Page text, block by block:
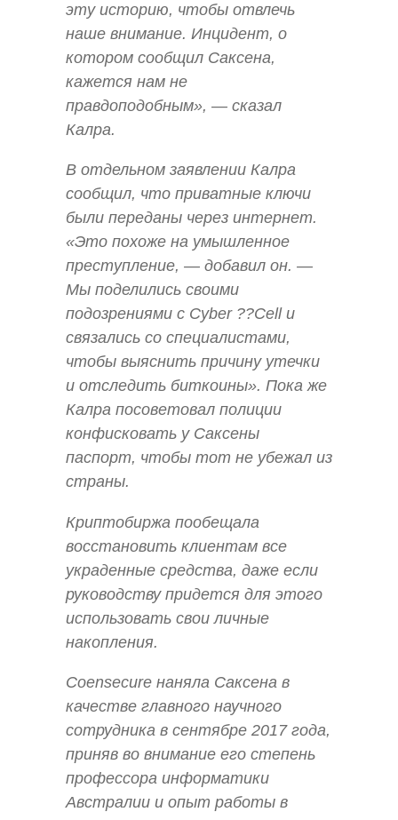
эту историю, чтобы отвлечь
наше внимание. Инцидент, о
котором сообщил Саксена,
кажется нам не
правдоподобным», — сказал
Калра.
В отдельном заявлении Калра
сообщил, что приватные ключи
были переданы через интернет.
«Это похоже на умышленное
преступление, — добавил он. —
Мы поделились своими
подозрениями с Cyber ??Cell и
связались со специалистами,
чтобы выяснить причину утечки
и отследить биткоины». Пока же
Калра посоветовал полиции
конфисковать у Саксены
паспорт, чтобы тот не убежал из
страны.
Криптобиржа пообещала
восстановить клиентам все
украденные средства, даже если
руководству придется для этого
использовать свои личные
накопления.
Coensecure наняла Саксена в
качестве главного научного
сотрудника в сентябре 2017 года,
приняв во внимание его степень
профессора информатики
Австралии и опыт работы в